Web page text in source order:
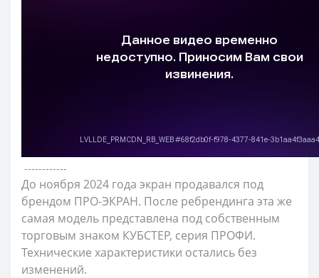
------------
До ноября 2024 года экран продавался под
брендом ПРО-ЭКРАН. После ребрендинга эта же
самая модель представлена под собственным
торговым знаком КУБСТЕР, серия ПРОФИ.
Технические характеристики остались без
изменений.